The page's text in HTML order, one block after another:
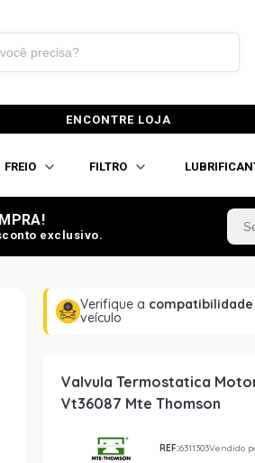
ENCONTRE LOJA
FREIO FILTRO
exclusivo.
Verifique a compatibilidade
veículo
Valvula Termostatica
Vt36087 Mte Thomson
REF:6311303Vendido